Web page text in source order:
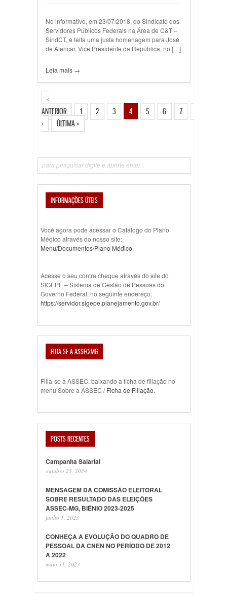
No informativo, em 23/07/2018, do Sindicato dos
Servidores Públicos Federais na Área de C&T –
SindCT, é feita uma justa homenagem para José
de Alencar, Vice Presidente da República, no […]
Leia mais →
‹
ANTERIOR
1 2 3 4 5 6 7
›
ÚLTIMA »
INFORMAÇÕES ÚTEIS
Você agora pode acessar o Catálogo do Plano
Médico através do nosso site:
Menu/Documentos/Plano Médico.
Acesse o seu contra cheque através do site do
SIGEPE – Sistema de Gestão de Pessoas do
Governo Federal, no seguinte endereço:
https://servidor.sigepe.planejamento.gov.br/
FILIA-SE A ASSEC/MG
Filia-se a ASSEC, baixando a ficha de filiação no
menu Sobre a ASSEC /Ficha de Filiação.
POSTS RECENTES
Campanha Salarial
outubro 25, 2024
MENSAGEM DA COMISSÃO ELEITORAL
SOBRE RESULTADO DAS ELEIÇÕES
ASSEC-MG, BIÊNIO 2023-2025
junho 1, 2023
CONHEÇA A EVOLUÇÃO DO QUADRO DE
PESSOAL DA CNEN NO PERÍODO DE 2012
A 2022
maio 31, 2023